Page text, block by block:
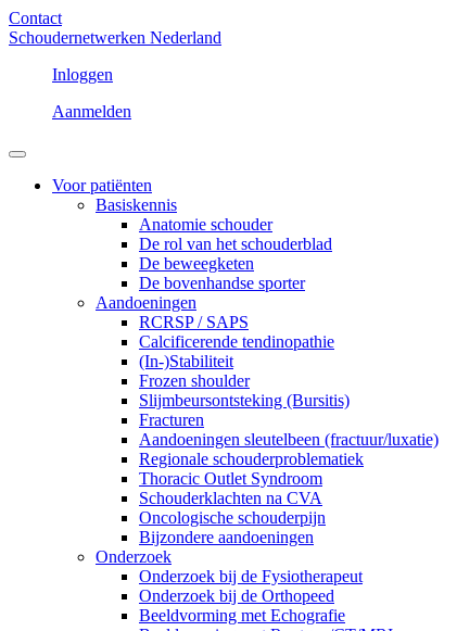
Contact
Schoudernetwerken Nederland
Inloggen
Aanmelden
Voor patiënten
Basiskennis
Anatomie schouder
De rol van het schouderblad
De beweegketen
De bovenhandse sporter
Aandoeningen
RCRSP / SAPS
Calcificerende tendinopathie
(In-)Stabiliteit
Frozen shoulder
Slijmbeursontsteking (Bursitis)
Fracturen
Aandoeningen sleutelbeen (fractuur/luxatie)
Regionale schouderproblematiek
Thoracic Outlet Syndroom
Schouderklachten na CVA
Oncologische schouderpijn
Bijzondere aandoeningen
Onderzoek
Onderzoek bij de Fysiotherapeut
Onderzoek bij de Orthopeed
Beeldvorming met Echografie